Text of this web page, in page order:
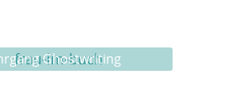
Ghostwriting